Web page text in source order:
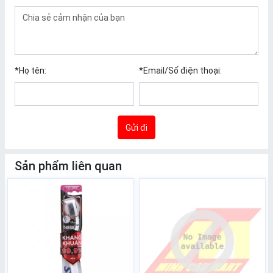
*Họ tên: *Email/Số điện thoại:
Gửi đi
Sản phẩm liên quan